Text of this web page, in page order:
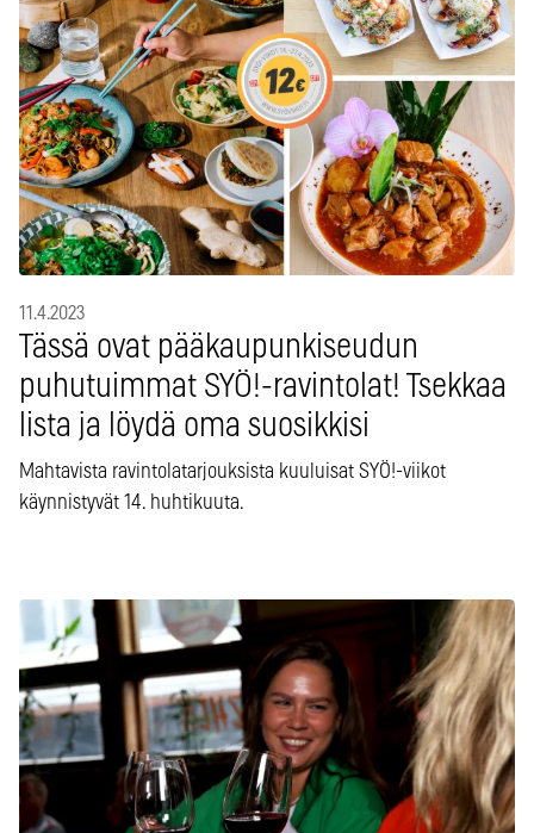
11.4.2023
Tässä ovat pääkaupunkiseudun
puhutuimmat SYÖ!-ravintolat! Tsekkaa
lista ja löydä oma suosikkisi
Mahtavista ravintolatarjouksista kuuluisat SYÖ!-viikot
käynnistyvät 14. huhtikuuta.